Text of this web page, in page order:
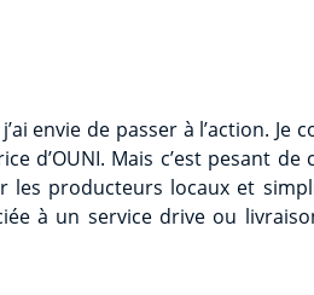
envie de passer à l’action. Je
d’OUNI. Mais c’est pesant
producteurs locaux et
à un service drive ou